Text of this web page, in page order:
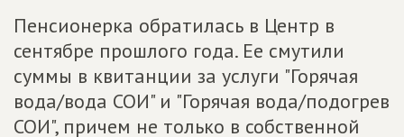
Пенсионерка обратилась в Центр в
сентябре прошлого года. Ее смутили
суммы в квитанции за услуги "Горячая
вода/вода СОИ" и "Горячая вода/подогрев
СОИ", причем не только в собственной